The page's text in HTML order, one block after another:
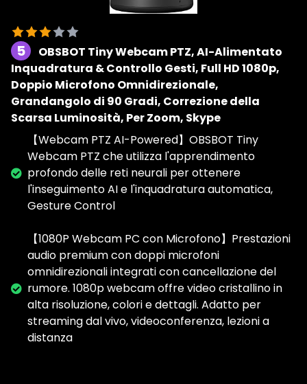
5
OBSBOT Tiny Webcam PTZ, AI-Alimentato
Inquadratura & Controllo Gesti, Full HD 1080p,
Doppio Microfono Omnidirezionale,
Grandangolo di 90 Gradi, Correzione della
Scarsa Luminosità, Per Zoom, Skype
【Webcam PTZ AI-Powered】OBSBOT Tiny
Webcam PTZ che utilizza l'apprendimento
profondo delle reti neurali per ottenere
l'inseguimento AI e l'inquadratura automatica,
Gesture Control
【1080P Webcam PC con Microfono】Prestazioni
audio premium con doppi microfoni
omnidirezionali integrati con cancellazione del
rumore. 1080p webcam offre video cristallino in
alta risoluzione, colori e dettagli. Adatto per
streaming dal vivo, videoconferenza, lezioni a
distanza